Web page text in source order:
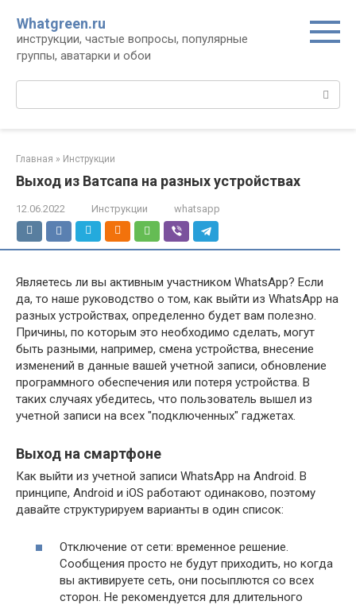
контенту
Whatgreen.ru
инструкции, частые вопросы, популярные
группы, аватарки и обои
Поиск:
Главная » Инструкции
Выход из Ватсапа на разных устройствах
12.06.2022 Инструкции whatsapp
Являетесь ли вы активным участником WhatsApp? Если
да, то наше руководство о том, как выйти из WhatsApp на
разных устройствах, определенно будет вам полезно.
Причины, по которым это необходимо сделать, могут
быть разными, например, смена устройства, внесение
изменений в данные вашей учетной записи, обновление
программного обеспечения или потеря устройства. В
таких случаях убедитесь, что пользователь вышел из
учетной записи на всех "подключенных" гаджетах.
Выход на смартфоне
Как выйти из учетной записи WhatsApp на Android. В
принципе, Android и iOS работают одинаково, поэтому
давайте структурируем варианты в один список:
Отключение от сети: временное решение.
Сообщения просто не будут приходить, но когда
вы активируете сеть, они посыплются со всех
сторон. Не рекомендуется для длительного